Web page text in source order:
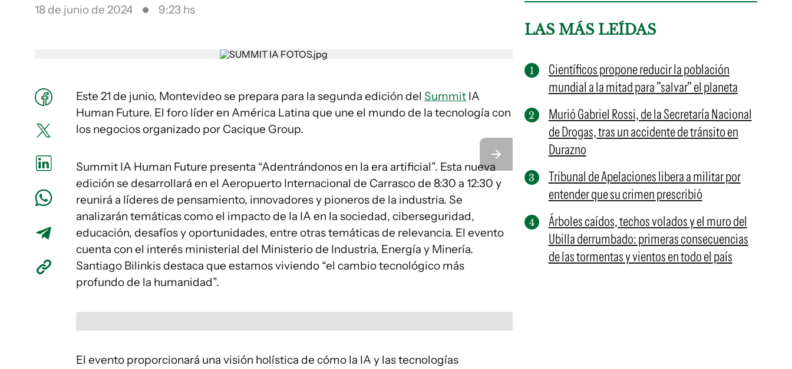
18 de junio de 2024 9:23 hs
Este 21 de junio, Montevideo se prepara para la segunda edición del Summit IA
Human Future. El foro líder en América Latina que une el mundo de la tecnología con
los negocios organizado por Cacique Group.
Summit IA Human Future presenta “Adentrándonos en la era artificial”. Esta nueva
edición se desarrollará en el Aeropuerto Internacional de Carrasco de 8:30 a 12:30 y
reunirá a líderes de pensamiento, innovadores y pioneros de la industria. Se
analizarán temáticas como el impacto de la IA en la sociedad, ciberseguridad,
educación, desafíos y oportunidades, entre otras temáticas de relevancia. El evento
cuenta con el interés ministerial del Ministerio de Industria, Energía y Minería.
Santiago Bilinkis destaca que estamos viviendo “el cambio tecnológico más
profundo de la humanidad”.
El evento proporcionará una visión holística de cómo la IA y las tecnologías
LAS MÁS LEÍDAS
Científicos propone reducir la población
mundial a la mitad para "salvar" el planeta
Murió Gabriel Rossi, de la Secretaría Nacional
de Drogas, tras un accidente de tránsito en
Durazno
Tribunal de Apelaciones libera a militar por
entender que su crimen prescribió
Árboles caídos, techos volados y el muro del
Ubilla derrumbado: primeras consecuencias
de las tormentas y vientos en todo el país